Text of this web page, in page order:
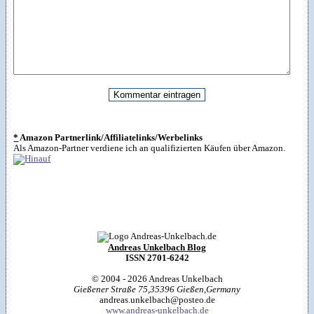
* Amazon Partnerlink/Affiliatelinks/Werbelinks
Als Amazon-Partner verdiene ich an qualifizierten Käufen über Amazon.
Andreas Unkelbach Blog
ISSN 2701-6242
© 2004 - 2026 Andreas Unkelbach
Gießener Straße 75,35396 Gießen,Germany
andreas.unkelbach@posteo.de
www.andreas-unkelbach.de